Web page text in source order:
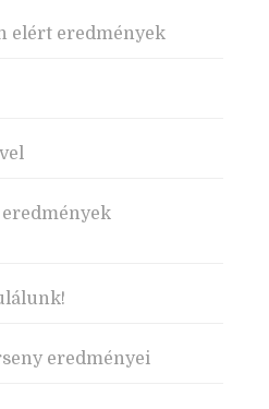
elért eredmények
eredményei